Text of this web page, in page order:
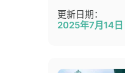
更新日期：
2025年7月14日